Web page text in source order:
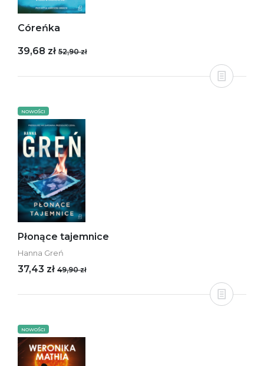
Córeńka
39,68 zł 52,90 zł
NOWOŚCI
Płonące tajemnice
Hanna Greń
37,43 zł 49,90 zł
NOWOŚCI